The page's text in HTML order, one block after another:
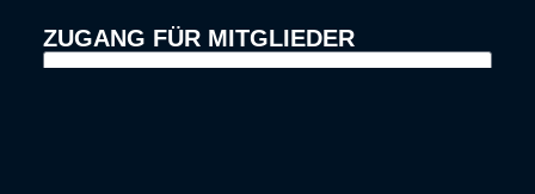
ZUGANG FÜR MITGLIEDER